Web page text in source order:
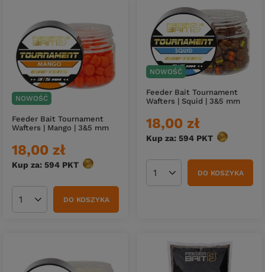
NOWOŚĆ
Feeder Bait Tournament
Wafters | Mango | 3&5 mm
18,00 zł
Kup za: 594 PKT punktów
Ilość produktówDO KOSZYKA
NOWOŚĆ
Feeder Bait Tournament
Wafters | Squid | 3&5 mm
18,00 zł
Kup za: 594 PKT punktów
Ilość produktówDO KOSZYKA